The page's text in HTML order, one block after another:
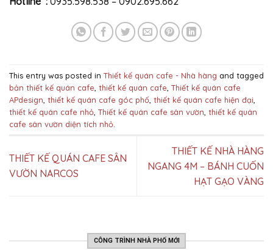
This entry was posted in Thiết kế quán cafe - Nhà hàng and tagged
bản thiết kế quán cafe thiết kế quán cafe Thiết kế quán cafe
APdesign thiết kế quán cafe góc phố thiết kế quán cafe hiện đại
thiết kế quán cafe nhỏ Thiết kế quán cafe sân vườn thiết kế quán
cafe sân vườn diện tích nhỏ
THIẾT KẾ QUÁN CAFE SÂN
VƯỜN NARCOS
THIẾT KẾ NHÀ HÀNG
NGANG 4M – BÁNH CUỐN
HẠT GẠO VÀNG
CÔNG TRÌNH NHÀ PHỐ MỚI